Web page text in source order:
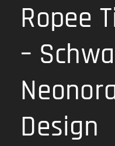
Ropee
–
Design